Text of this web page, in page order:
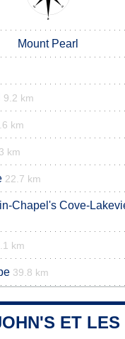
Mount Pearl
9.2 km
km
km
22.7 km
Chapel's Cove-
km
39.8 km
ET